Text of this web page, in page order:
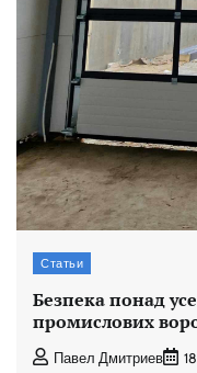
Статьи
Безпека понад
промислових
Павел Дмитриев